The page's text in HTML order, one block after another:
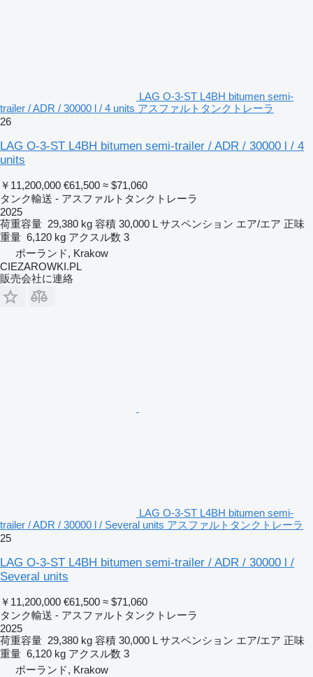
LAG O-3-ST L4BH bitumen semi-
trailer / ADR / 30000 l / 4 units アスファルトタンクトレーラ
26
LAG O-3-ST L4BH bitumen semi-trailer / ADR / 30000 l / 4
units
￥11,200,000 €61,500 ≈ $71,060
タンク輸送 - アスファルトタンクトレーラ
2025
荷重容量 29,380 kg 容積 30,000 L サスペンション エア/エア 正味
重量 6,120 kg アクスル数 3
ポーランド, Krakow
CIEZAROWKI.PL
販売会社に連絡
LAG O-3-ST L4BH bitumen semi-
trailer / ADR / 30000 l / Several units アスファルトタンクトレーラ
25
LAG O-3-ST L4BH bitumen semi-trailer / ADR / 30000 l /
Several units
￥11,200,000 €61,500 ≈ $71,060
タンク輸送 - アスファルトタンクトレーラ
2025
荷重容量 29,380 kg 容積 30,000 L サスペンション エア/エア 正味
重量 6,120 kg アクスル数 3
ポーランド, Krakow